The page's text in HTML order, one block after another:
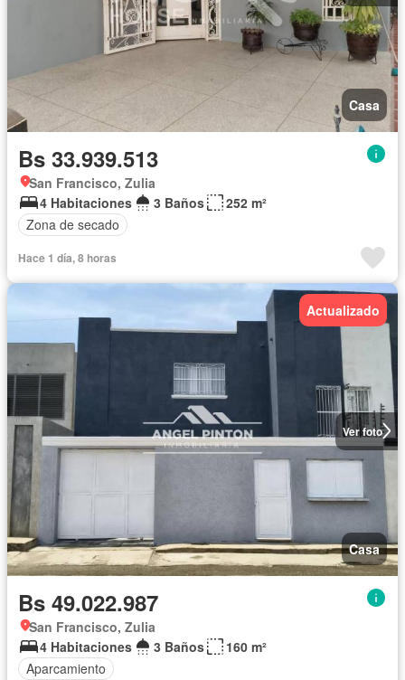
Casa
Bs 33.939.513
San Francisco, Zulia
4 Habitaciones
3 Baños
252 m²
Zona de secado
Hace 1 día, 8 horas
Ver foto
Actualizado
Casa
Bs 49.022.987
San Francisco, Zulia
4 Habitaciones
3 Baños
160 m²
Aparcamiento